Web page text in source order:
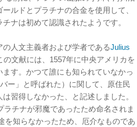
ルドとプラチナの合金を使用して、
ナは初めて認識されたようです。
人文主義者および学者であるJulius
文献には、1557年に中央アメリカを
す。かつて誰にも知られていなかっ
ー」と呼ばれた）に関して、原住民
習得しなかった、と記述しました。
ラチナが邪魔であったため命名されま
を知らなかったため、厄介なものであ